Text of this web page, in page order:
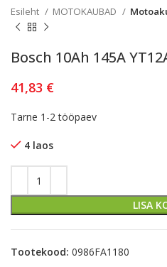
Esileht MOTOKAUBAD
Bosch 10Ah 145A
41,83 €
Tarne 1-2 tööpaev
4 laos
LISA
Tootekood: 0986FA1180